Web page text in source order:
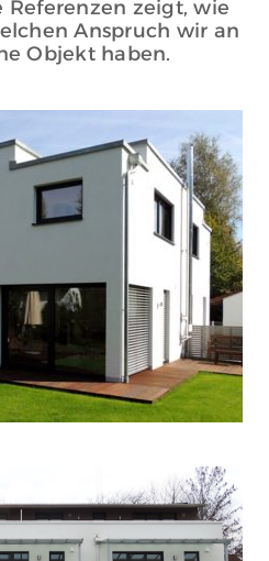
Referenzen zeigt, wie
Anspruch wir an
Objekt haben.